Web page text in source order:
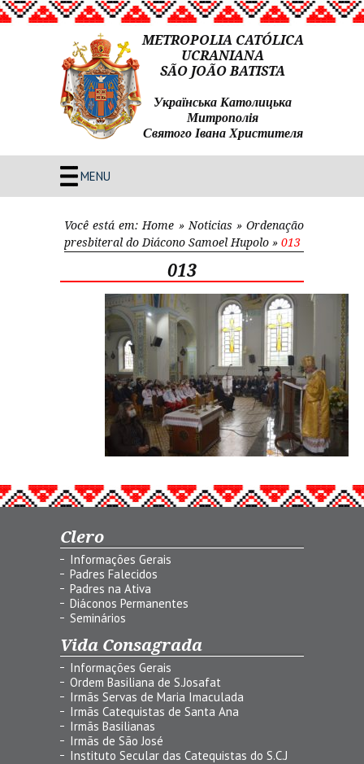
METROPOLIA CATÓLICA
UCRANIANA
SÃO JOÃO BATISTA
Українська Католицька
Митрополія
Святого Івана Христителя
MENU
Você está em: Home » Noticias »Ordenação
presbiteral do Diácono Samoel Hupolo » 013
013
Clero
Informações Gerais
Padres Falecidos
Padres na Ativa
Diáconos Permanentes
Seminários
Vida Consagrada
Informações Gerais
Ordem Basiliana de S.Josafat
Irmãs Servas de Maria Imaculada
Irmãs Catequistas de Santa Ana
Irmãs Basilianas
Irmãs de São José
Instituto Secular das Catequistas do S.C.J